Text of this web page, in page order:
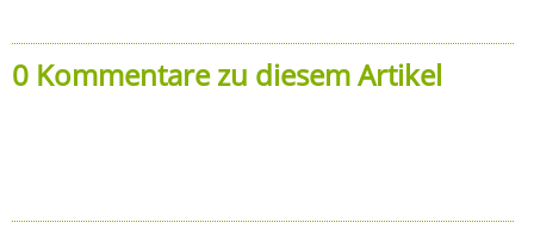
0 Kommentare zu diesem Artikel